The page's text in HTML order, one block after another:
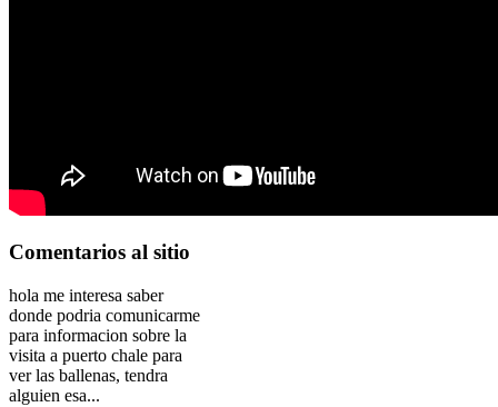
Comentarios al sitio
hola me interesa saber
donde podria comunicarme
para informacion sobre la
visita a puerto chale para
ver las ballenas, tendra
alguien esa...